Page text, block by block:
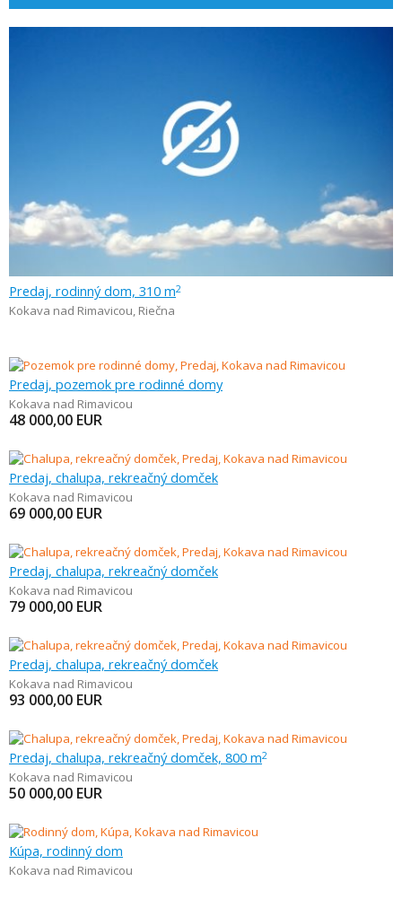
Predaj, rodinný dom, 310 m2
Kokava nad Rimavicou, Riečna
Predaj, pozemok pre rodinné domy
Kokava nad Rimavicou
48 000,00 EUR
Predaj, chalupa, rekreačný domček
Kokava nad Rimavicou
69 000,00 EUR
Predaj, chalupa, rekreačný domček
Kokava nad Rimavicou
79 000,00 EUR
Predaj, chalupa, rekreačný domček
Kokava nad Rimavicou
93 000,00 EUR
Predaj, chalupa, rekreačný domček, 800 m2
Kokava nad Rimavicou
50 000,00 EUR
Kúpa, rodinný dom
Kokava nad Rimavicou